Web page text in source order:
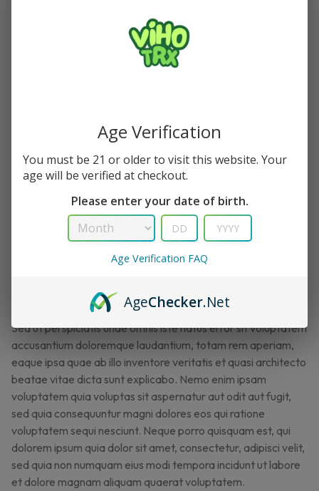
Ut enim ad minim veniam, quis nostrud
exercitation ullamco laboris nisi ut aliquip ex
do eiusmod tempor incididunt ut labore et dolore magna
aliqua. Ut enim ad minim veniam, quis nostrud exercitation
ullamco laboris nisi ut aliquip ex ea commodo consequat.
culpa qui deserunt mollit anim id est laborum.
Quis nostrud exercitation ullamco laboris nisi ut aliquip ex
Duis aute irure dolor in reprehenderit in voluptate velit
sed do incididunt ut labore et dolore magna aliqua.
Sed ut perspiciatis unde omnis iste natus error sit voluptatem
accusantium doloremque laudantium, totam rem aperiam,
eaque ipsa quae ab illo inventore veritatis et quasi architecto
beatae vitae dicta sunt explicabo. Nemo enim ipsam
voluptatem quia voluptas sit aspernatur aut odit aut fugit,
sed quia consequuntur magni dolores eos qui ratione
voluptatem sequi nesciunt. Neque porro quisquam est, qui
dolorem ipsum quia dolor sit amet, consectetur, adipisci velit,
sed quia non numquam eius modi tempora incidunt ut labore
et dolore magnam aliquam quaerat voluptatem.
Age Verification
You must be 21 or older to visit this website. Your
age will be verified at checkout.
Please enter your date of birth.
Age Verification FAQ
AgeChecker.Net